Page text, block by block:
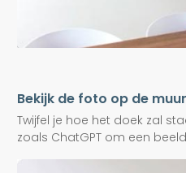
Bekijk de foto op de muur
Twijfel je hoe het doek zal
zoals ChatGPT om een